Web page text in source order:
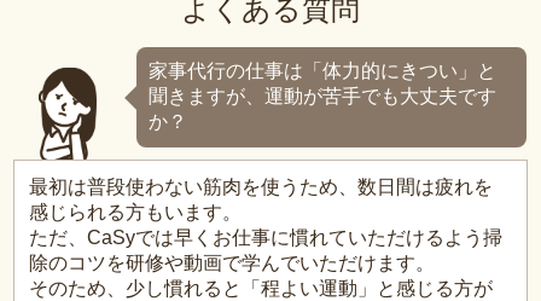
よくある質問
家事代行の仕事は「体力的にきつい」と
聞きますが、運動が苦手でも大丈夫です
か？
最初は普段使わない筋肉を使うため、数日間は疲れを
感じられる方もいます。
ただ、CaSyでは早くお仕事に慣れていただけるよう掃
除のコツを研修や動画で学んでいただけます。
そのため、少し慣れると「程よい運動」と感じる方が